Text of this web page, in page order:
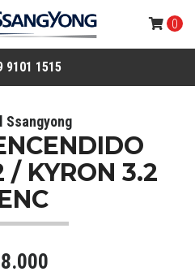
9101 1515
0
Ssangyong
/ KYRON 3.2